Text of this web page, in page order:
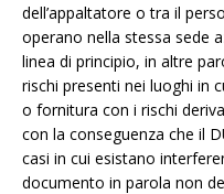
dell’appaltatore o tra il
operano nella stessa sede
linea di principio, in altre
rischi presenti nei luoghi in
o fornitura con i rischi
con la conseguenza che il
casi in cui esistano
documento in parola non